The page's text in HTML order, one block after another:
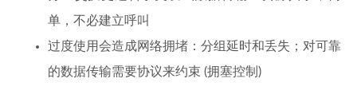
单，不必建立呼叫
过度使用会造成网络拥堵：分组延时和丢失；对可靠
的数据传输需要协议来约束 (拥塞控制)